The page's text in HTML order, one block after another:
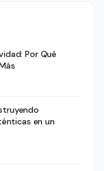
Por Qué
en un